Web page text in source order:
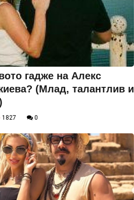
гадже на Алекс
(Млад, талантлив и
1827 0